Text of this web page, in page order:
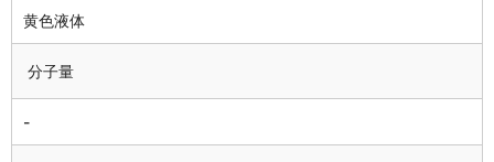
黄色液体
分子量
-